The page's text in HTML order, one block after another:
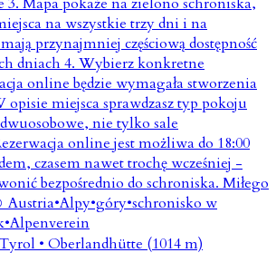
Tyrol • Oberlandhütte (1014 m)